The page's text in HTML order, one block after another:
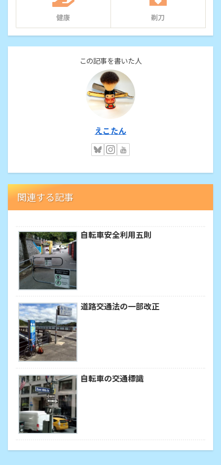
健康 剃刀
この記事を書いた人
えこたん
関連する記事
自転車安全利用五則
道路交通法の一部改正
自転車の交通標識